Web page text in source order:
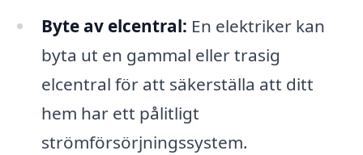
Byte av elcentral: En elektriker kan
byta ut en gammal eller trasig
elcentral för att säkerställa att ditt
hem har ett pålitligt
strömförsörjningssystem.